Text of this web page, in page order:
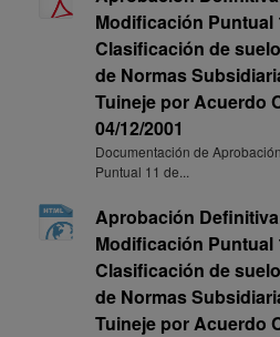
Modificación Puntual
Clasificación de
de Normas
Tuineje por Acuerdo
04/12/2001
Documentación de
Puntual 11 de...
Aprobación
Modificación Puntual
Clasificación de
de Normas
Tuineje por Acuerdo